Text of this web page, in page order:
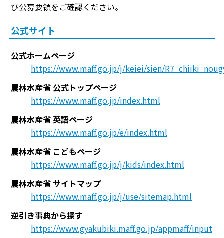
び公募要領をご確認ください。
公式サイト
公式ホームページ
https://www.maff.go.jp/j/keiei/sien/
農林水産省 公式トップページ
https://www.maff.go.jp/index.html
農林水産省 英語ページ
https://www.maff.go.jp/e/index.html
農林水産省 こどもページ
https://www.maff.go.jp/j/kids/index.html
農林水産省 サイトマップ
https://www.maff.go.jp/j/use/sitemap.html
逆引き事典から探す
https://www.gyakubiki.maff.go.jp/appmaff/input